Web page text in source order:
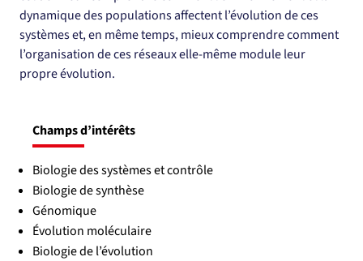
Champs d’intérêts
Biologie des systèmes et contrôle
Biologie de synthèse
Génomique
Évolution moléculaire
Biologie de l’évolution
dynamique des populations affectent l’évolution de ces
systèmes et, en même temps, mieux comprendre comment
l’organisation de ces réseaux elle-même module leur
propre évolution.